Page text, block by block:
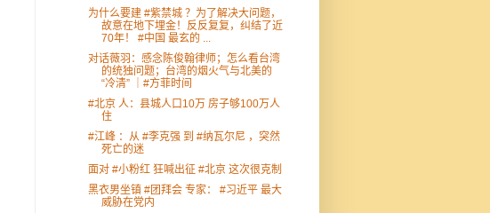
为什么要建 #紫禁城 ？为了解决大问题，
故意在地下埋金！反反复复，纠结了近
70年！ #中国 最玄的 ...
对话薇羽：感念陈俊翰律师；怎么看台湾
的统独问题；台湾的烟火气与北美的
“冷清” ｜#方菲时间
#北京 人：县城人口10万 房子够100万人
住
#江峰 ：从 #李克强 到 #纳瓦尔尼 ，突然
死亡的迷
面对 #小粉红 狂喊出征 #北京 这次很克制
黑衣男坐镇 #团拜会 专家： #习近平 最大
威胁在党内